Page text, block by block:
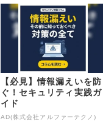
【必見】情報漏えいを防
ぐ！セキュリティ実践ガ
イド
AD(株式会社アルファーテクノ)